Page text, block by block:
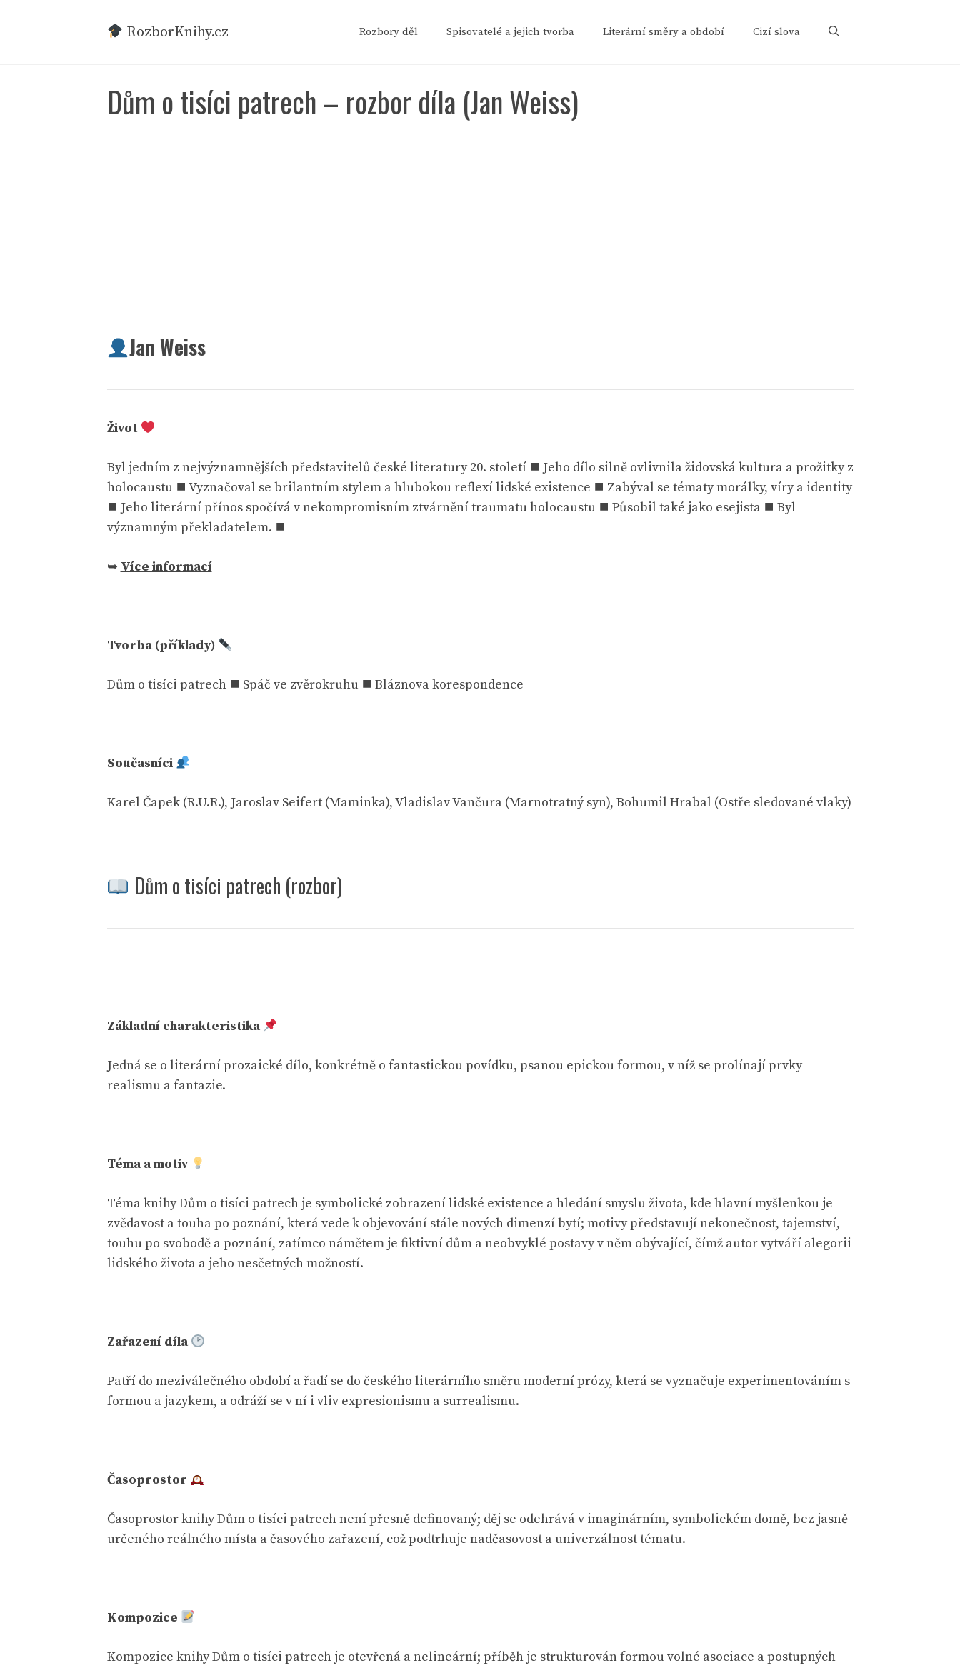
RozborKnihy.cz Rozbory děl Spisovatelé a jejich tvorba Literární směry a období Cizí slova
Dům o tisíci patrech – rozbor díla (Jan Weiss)
Jan Weiss
Život
Byl jedním z nejvýznamnějších představitelů české literatury 20. století ⯀ Jeho dílo silně ovlivnila židovská kultura a prožitky z
holocaustu ⯀ Vyznačoval se brilantním stylem a hlubokou reflexí lidské existence ⯀ Zabýval se tématy morálky, víry a identity
⯀ Jeho literární přínos spočívá v nekompromisním ztvárnění traumatu holocaustu ⯀ Působil také jako esejista ⯀ Byl
významným překladatelem. ⯀
➥ Více informací
Tvorba (příklady)
Dům o tisíci patrech ⯀ Spáč ve zvěrokruhu ⯀ Bláznova korespondence
Současníci
Karel Čapek (R.U.R.), Jaroslav Seifert (Maminka), Vladislav Vančura (Marnotratný syn), Bohumil Hrabal (Ostře sledované vlaky)
Dům o tisíci patrech (rozbor)
Základní charakteristika
Jedná se o literární prozaické dílo, konkrétně o fantastickou povídku, psanou epickou formou, v níž se prolínají prvky
realismu a fantazie.
Téma a motiv
Téma knihy Dům o tisíci patrech je symbolické zobrazení lidské existence a hledání smyslu života, kde hlavní myšlenkou je
zvědavost a touha po poznání, která vede k objevování stále nových dimenzí bytí; motivy představují nekonečnost, tajemství,
touhu po svobodě a poznání, zatímco námětem je fiktivní dům a neobvyklé postavy v něm obývající, čímž autor vytváří alegorii
lidského života a jeho nesčetných možností.
Zařazení díla
Patří do meziválečného období a řadí se do českého literárního směru moderní prózy, která se vyznačuje experimentováním s
formou a jazykem, a odráží se v ní i vliv expresionismu a surrealismu.
Časoprostor
Časoprostor knihy Dům o tisíci patrech není přesně definovaný; děj se odehrává v imaginárním, symbolickém domě, bez jasně
určeného reálného místa a časového zařazení, což podtrhuje nadčasovost a univerzálnost tématu.
Kompozice
Kompozice knihy Dům o tisíci patrech je otevřená a nelineární; příběh je strukturován formou volné asociace a postupných